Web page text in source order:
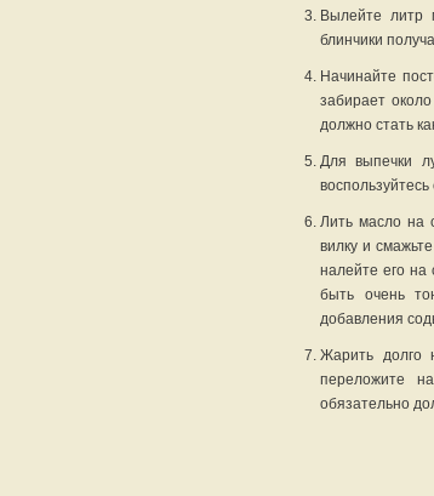
Вылейте литр
блинчики
Начинайте
забирает
должно стать
Для выпечки
Лить масло на
вилку и
налейте его на
быть очень
добавления
Жарить долго
переложите
обязательно